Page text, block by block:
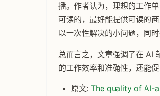
播。作者认为，理想的工作
可读的，最好能提供可读的
以一次性解决的小问题，同时
总而言之，文章强调了在 AI
的工作效率和准确性，还能
原文: The quality of AI-